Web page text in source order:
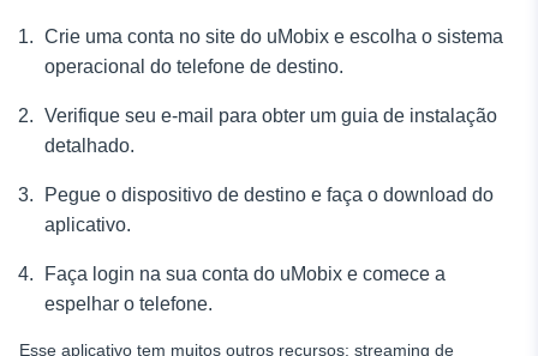
Crie uma conta no site do uMobix e escolha o sistema
operacional do telefone de destino.
Verifique seu e-mail para obter um guia de instalação
detalhado.
Pegue o dispositivo de destino e faça o download do
aplicativo.
Faça login na sua conta do uMobix e comece a
espelhar o telefone.
Esse aplicativo tem muitos outros recursos: streaming de